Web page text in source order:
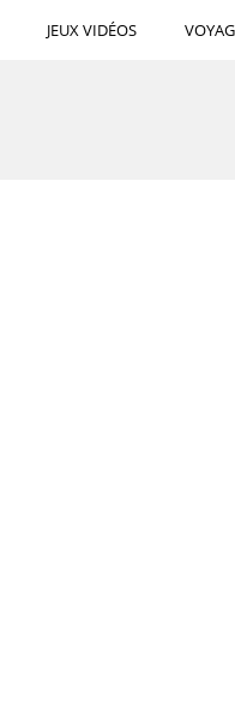
JEUX VIDÉOS